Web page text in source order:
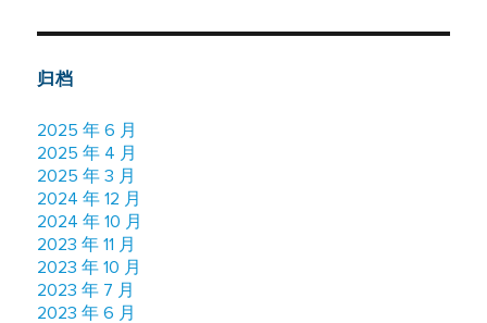
归档
2025 年 6 月
2025 年 4 月
2025 年 3 月
2024 年 12 月
2024 年 10 月
2023 年 11 月
2023 年 10 月
2023 年 7 月
2023 年 6 月